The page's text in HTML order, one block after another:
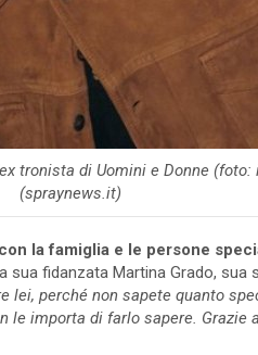
tronista di Uomini e Donne
(spraynews.it)
la famiglia e le persone
fidanzata Martina Grado, sua
lei, perché non sapete quanto
le importa di farlo sapere. Grazie